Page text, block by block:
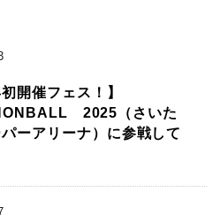
初開催フェス！】
2025（さいた
パーアリーナ）に参戦して